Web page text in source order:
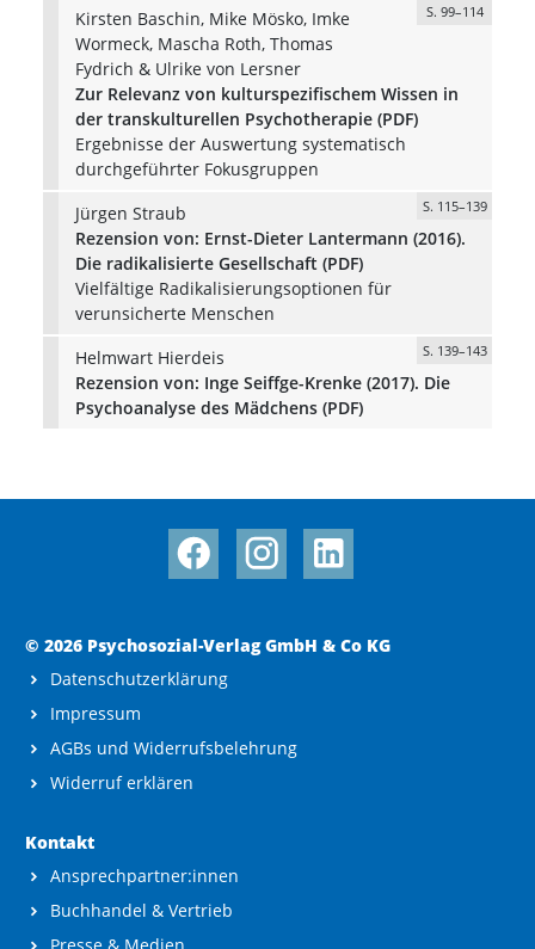
Kirsten Baschin, Mike Mösko, Imke
Wormeck, Mascha Roth, Thomas
Fydrich & Ulrike von Lersner
S. 99–114
Zur Relevanz von kulturspezifischem Wissen in
der transkulturellen Psychotherapie (PDF)
Ergebnisse der Auswertung systematisch
durchgeführter Fokusgruppen
Jürgen Straub
S. 115–139
Rezension von: Ernst-Dieter Lantermann (2016).
Die radikalisierte Gesellschaft (PDF)
Vielfältige Radikalisierungsoptionen für
verunsicherte Menschen
Helmwart Hierdeis
S. 139–143
Rezension von: Inge Seiffge-Krenke (2017). Die
Psychoanalyse des Mädchens (PDF)
© 2026 Psychosozial-Verlag GmbH & Co KG
Datenschutzerklärung
Impressum
AGBs und Widerrufsbelehrung
Widerruf erklären
Kontakt
Ansprechpartner:innen
Buchhandel & Vertrieb